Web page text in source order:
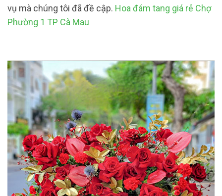
vụ mà chúng tôi đã đề cập. Hoa đám tang giá rẻ Chợ
Phường 1 TP Cà Mau